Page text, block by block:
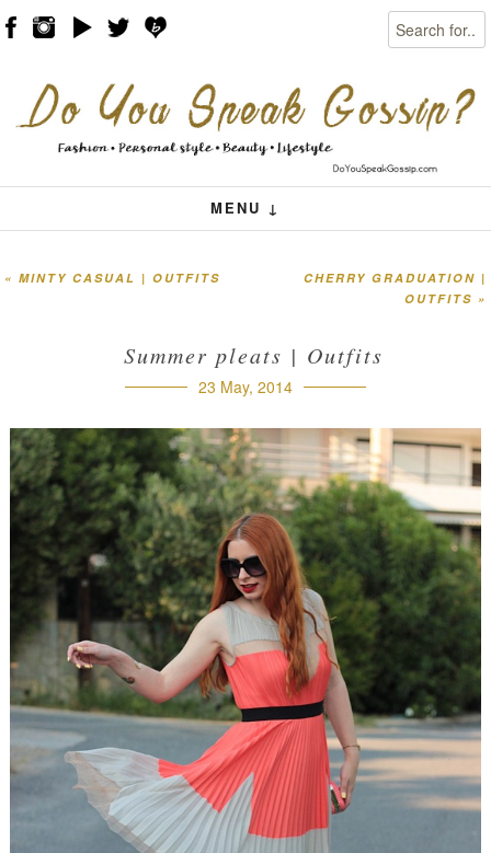
Search
MENU ↓
Menu
Skip to content
CHERRY GRADUATION |
OUTFITS »
« MINTY CASUAL | OUTFITS
Summer pleats | Outfits
23 May, 2014